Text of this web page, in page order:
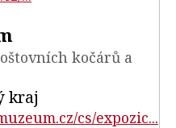
kočárů a
kraj
cs/expozic...